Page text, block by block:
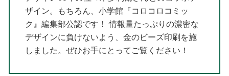
ザイン。もちろん、小学館『コロコロコミッ
ク』編集部公認です！ 情報量たっぷりの濃密な
デザインに負けないよう、金のビーズ印刷を施
しました。ぜひお手にとってご覧ください！